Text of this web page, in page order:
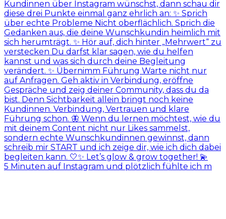
5 Minuten auf Instagram und plötzlich fühlte ich m